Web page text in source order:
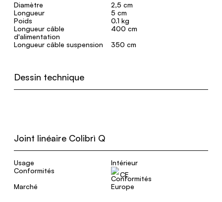
Diamètre
2,5 cm
Longueur
5 cm
Poids
0.1 kg
Longueur câble
d'alimentation
400 cm
Longueur câble suspension
350 cm
Dessin technique
Joint linéaire Colibrì Q
Usage
Intérieur
Conformités
CE
Marché
Europe